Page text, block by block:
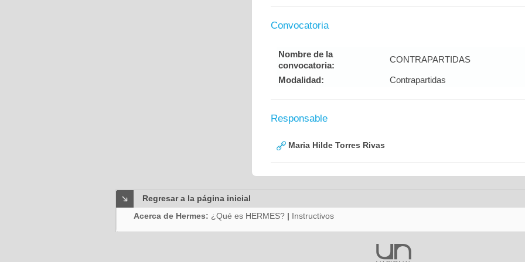
Convocatoria
Nombre de la
convocatoria:
CONTRAPARTIDAS
Modalidad: Contrapartidas
Responsable
Maria Hilde Torres Rivas
Regresar a la página inicial
Acerca de Hermes: ¿Qué es HERMES? | Instructivos